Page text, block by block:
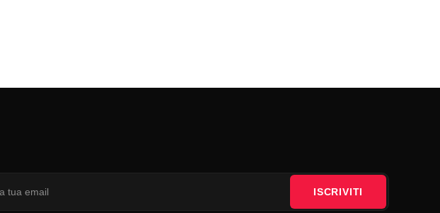
ISCRIVITI